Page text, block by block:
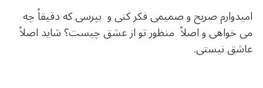
امیدوارم صریح و صمیمی فکر کنی و بپرسی که دقیقاً چه
می خواهی و اصلاً منظور تو از عشق چیست؟ شاید اصلاً
عاشق نیستی.